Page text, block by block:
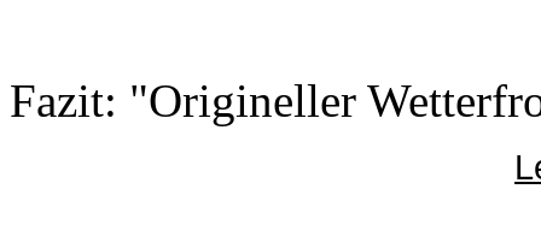
Fazit: "Origineller